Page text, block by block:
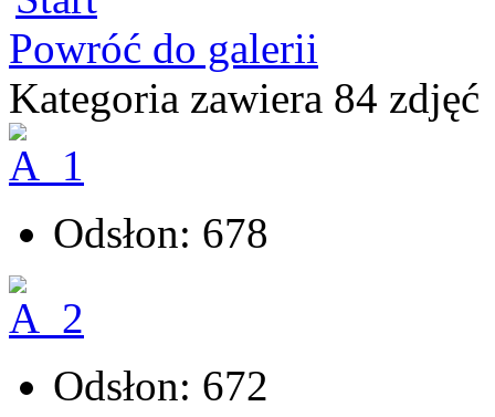
Powróć do galerii
Kategoria zawiera 84 zdjęć
Odsłon: 678
Odsłon: 672